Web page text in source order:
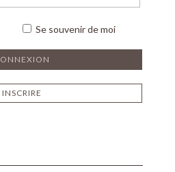
Se souvenir de moi
INSCRIRE